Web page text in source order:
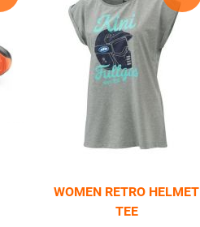
WOMEN RETRO HELMET
TEE